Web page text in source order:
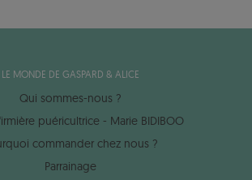
LE MONDE DE GASPARD & ALICE
Qui sommes-nous ?
puéricultrice - Marie BIDIBOO
commander chez nous ?
Parrainage